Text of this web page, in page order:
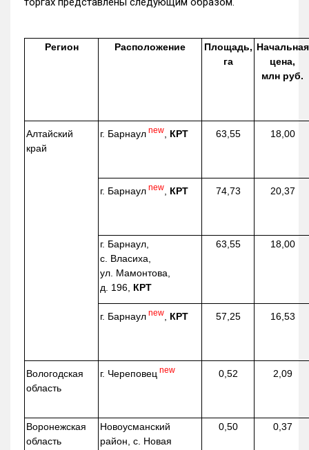
Регион Расположение
Площадь,
га
Начальная
цена,
млн руб.
Алтайский
край
г. Барнаул new КРТ 63,55 18,00
г. Барнаул new КРТ 74,73 20,37
г. Барнаул,
с. Власиха,
ул. Мамонтова,
д. 196, КРТ
63,55 18,00
г. Барнаул new КРТ 57,25 16,53
Вологодская
область
г. Череповец new 0,52 2,09
Воронежская
область
Новоусманский
район, с. Новая
0,50 0,37